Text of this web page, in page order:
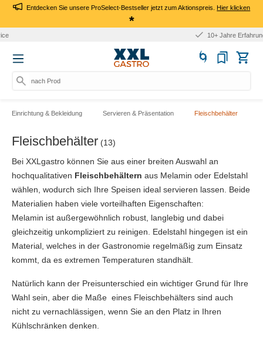
Entdecken Sie unsere ProSelect-Bestseller jetzt zum Aktionspreis.Hier klicken
*
nach Produkt,
Einrichtung & Bekleidung Servieren & Präsentation Fleischbehälter
Fleischbehälter (13)
Bei XXLgastro können Sie aus einer breiten Auswahl an
hochqualitativen Fleischbehältern aus Melamin oder Edelstahl
wählen, wodurch sich Ihre Speisen ideal servieren lassen. Beide
Materialien haben viele vorteilhaften Eigenschaften:
Melamin ist außergewöhnlich robust, langlebig und dabei
gleichzeitig unkompliziert zu reinigen. Edelstahl hingegen ist ein
Material, welches in der Gastronomie regelmäßig zum Einsatz
kommt, da es extremen Temperaturen standhält.
Natürlich kann der Preisunterschied ein wichtiger Grund für Ihre
Wahl sein, aber die Maße eines Fleischbehälters sind auch
nicht zu vernachlässigen, wenn Sie an den Platz in Ihren
Kühlschränken denken.